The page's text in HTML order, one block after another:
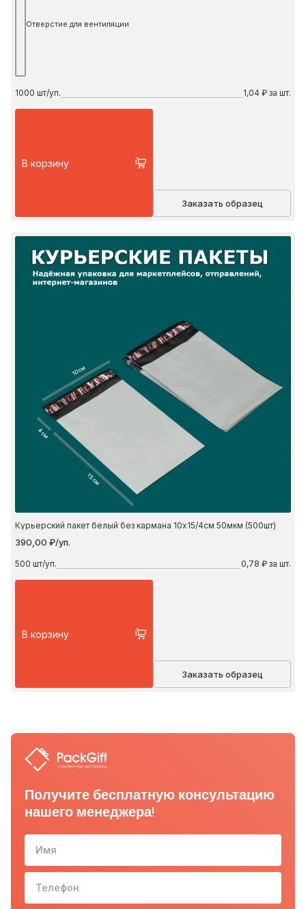
Отверстие для вентиляции
1000 шт/уп. 1,04 ₽ за шт.
В корзину
Заказать образец
10 см
4 см
15 см
Курьерский пакет белый без кармана 10х15/4см 50мкм (500шт)
390,00 ₽/уп.
500 шт/уп. 0,78 ₽ за шт.
В корзину
Заказать образец
Получите бесплатную консультацию
нашего менеджера!
Имя
Телефон 10-